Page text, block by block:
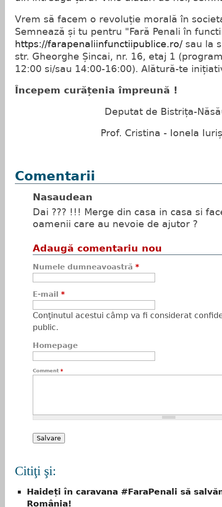
Vrem să facem o revoluție morală în
Semnează și tu pentru "Fară Penali în
https://farapenaliinfunctiipublice.ro/sau la
str. Gheorghe Șincai, nr. 16, etaj 1
12:00 si/sau 14:00-16:00). Alătură-te
Începem curățenia împreună !
Deputat de Bistrița-
Prof. Cristina - Ionela
Comentarii
Nasaudean
Dai ??? !!! Merge din casa in casa si
oamenii care au nevoie de ajutor ?
Adaugă comentariu nou
Numele dumneavoastră *
E-mail *
Conţinutul acestui câmp va fi considerat
public.
Homepage
Comment *
Citiţi şi:
Haideți în caravana #FaraPenali să
România!